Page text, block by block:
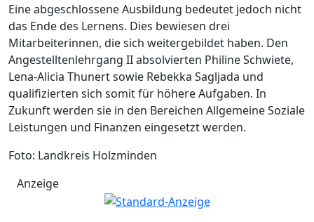
Eine abgeschlossene Ausbildung bedeutet jedoch nicht
das Ende des Lernens. Dies bewiesen drei
Mitarbeiterinnen, die sich weitergebildet haben. Den
Angestelltenlehrgang II absolvierten Philine Schwiete,
Lena-Alicia Thunert sowie Rebekka Sagljada und
qualifizierten sich somit für höhere Aufgaben. In
Zukunft werden sie in den Bereichen Allgemeine Soziale
Leistungen und Finanzen eingesetzt werden.
Foto: Landkreis Holzminden
Anzeige